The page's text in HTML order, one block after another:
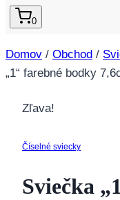
0
Domov / Obchod /
„1“ farebné bodky
Zľava!
Číselné sviecky
Sviečka